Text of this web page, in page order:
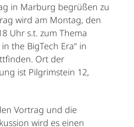
in Marburg begrüßen zu
wird am Montag, den
Uhr s.t. zum Thema
the BigTech Era“ in
Ort der
ist Pilgrimstein 12,
Vortrag und die
wird es einen